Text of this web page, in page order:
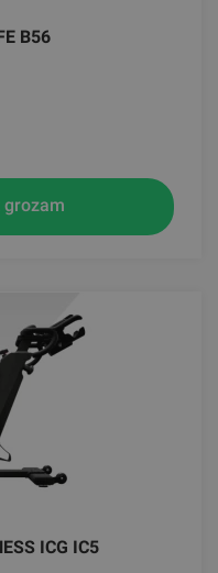
B56
ICG IC5